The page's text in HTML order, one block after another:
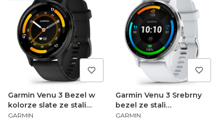
Garmin Venu 3 Bezel w
kolorze slate ze stali
nierdzewnej z czarną
PRODUCENT
GARMIN
Garmin Venu 3 Srebrny
bezel ze stali
nierdzewnej z kopertą w
PRODUCENT
GARMIN